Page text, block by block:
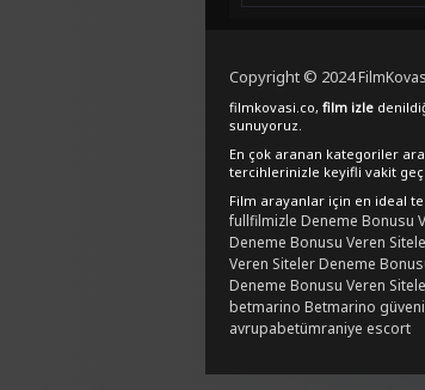
Copyright © 2024
filmkovasi.co, film izle
sunuyoruz.
En çok aranan kategoriler
tercihlerinizle keyifli vakit
Film arayanlar için en ideal
fullfilmizle Deneme Bonusu
Deneme Bonusu Veren
Veren SitelerDeneme
Deneme Bonusu Veren
betmarino Betmarino
avrupabetümraniye escort